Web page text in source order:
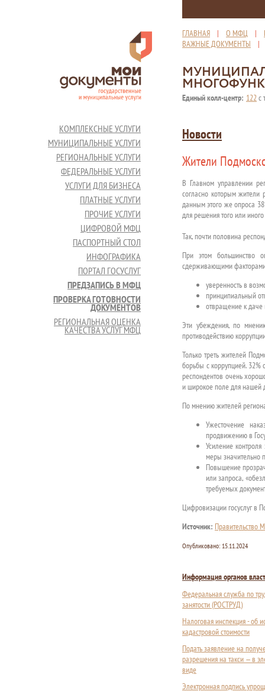
ГЛАВНАЯ | О МФЦ |
ВАЖНЫЕ ДОКУМЕНТЫ
Единый колл-центр: 122с
КОМПЛЕКСНЫЕ УСЛУГИ
МУНИЦИПАЛЬНЫЕ УСЛУГИ
РЕГИОНАЛЬНЫЕ УСЛУГИ
ФЕДЕРАЛЬНЫЕ УСЛУГИ
УСЛУГИ ДЛЯ БИЗНЕСА
ПЛАТНЫЕ УСЛУГИ
ПРОЧИЕ УСЛУГИ
ЦИФРОВОЙ МФЦ
ПАСПОРТНЫЙ СТОЛ
ИНФОГРАФИКА
ПОРТАЛ ГОСУСЛУГ
ПРЕДЗАПИСЬ В МФЦ
ПРОВЕРКА ГОТОВНОСТИ
ДОКУМЕНТОВ
РЕГИОНАЛЬНАЯ ОЦЕНКА
КАЧЕСТВА УСЛУГ МФЦ
Новости
Жители
В Главном управлении
согласно которым жители
данным этого же опроса
для решения того или
Так, почти половина
При этом большинство
сдерживающими
уверенность в
принципиальный
отвращение к даче
Эти убеждения, по
противодействию
Только треть жителей
борьбы с коррупцией.
респондентов очень
и широкое поле для нашей
По мнению жителей
Ужесточение
продвижению в
Усиление
меры значительно
Повышение
или запроса,
требуемых
Цифровизации госуслуг в
Источник: Правительство
Опубликовано: 15.11.2024
Информация органов
Федеральная служба по
занятости (РОСТРУД)
Налоговая инспекция - об
кадастровой стоимости
Подать заявление на
разрешения на такси — в
виде
Электронная подпись